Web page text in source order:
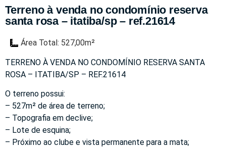
Terreno à venda no condomínio reserva
santa rosa – itatiba/sp – ref.21614
Área Total: 527,00m²
TERRENO À VENDA NO CONDOMÍNIO RESERVA SANTA
ROSA – ITATIBA/SP – REF.21614
O terreno possui:
– 527m² de área de terreno;
– Topografia em declive;
– Lote de esquina;
– Próximo ao clube e vista permanente para a mata;